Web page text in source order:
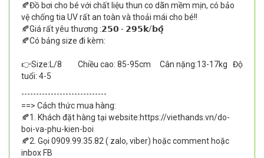
🍂Đồ bơi cho bé với chất liệu thun co dãn mềm mịn, có bảo
vệ chống tia UV rất an toàn và thoải mái cho bé!!
🍂Giá rất yêu thương :𝟮𝟱𝟬 - 𝟮𝟵𝟱𝗸/𝗯𝗼̣̂
🍂Có bảng size đi kèm:
👉Size:L/8 Chiều cao: 85-95cm Cân nặng:13-17kg Độ
tuổi: 4-5
-----------------------------
==> Cách thức mua hàng:
🍂1. Khách đặt hàng tại website:https://viethands.vn/do-
boi-va-phu-kien-boi
🍂2. Gọi 0909.99.35.82 ( zalo, viber) hoặc comment hoặc
inbox FB